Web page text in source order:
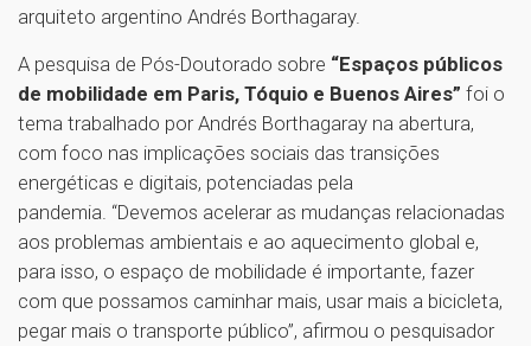
arquiteto argentino Andrés Borthagaray.
A pesquisa de Pós-Doutorado sobre “Espaços públicos
de mobilidade em Paris, Tóquio e Buenos Aires” foi o
tema trabalhado por Andrés Borthagaray na abertura,
com foco nas implicações sociais das transições
energéticas e digitais, potenciadas pela
pandemia. “Devemos acelerar as mudanças relacionadas
aos problemas ambientais e ao aquecimento global e,
para isso, o espaço de mobilidade é importante, fazer
com que possamos caminhar mais, usar mais a bicicleta,
pegar mais o transporte público”, afirmou o pesquisador